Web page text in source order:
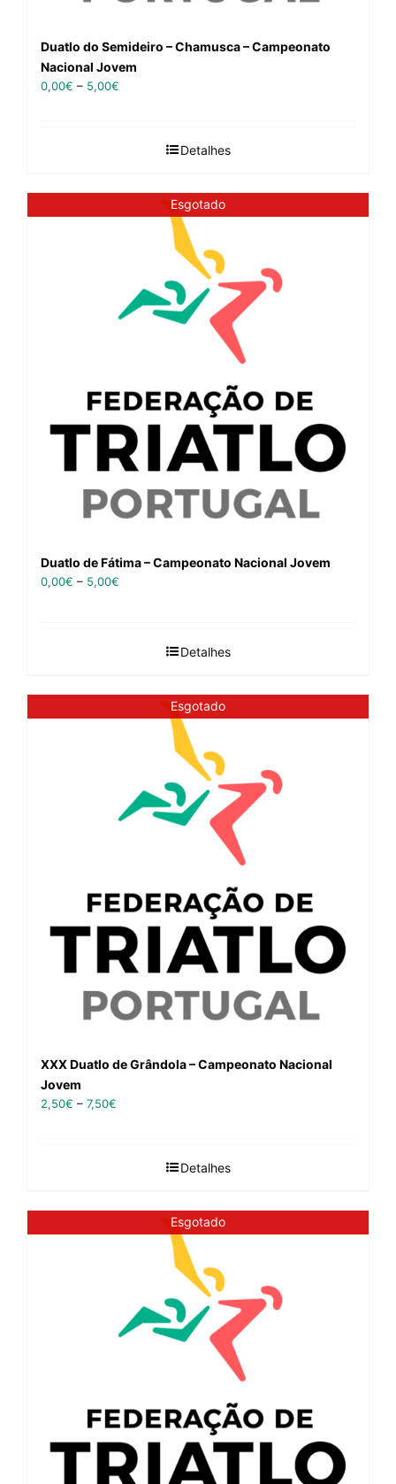
Duatlo do Semideiro – Chamusca – Campeonato
Nacional Jovem
0,00€ – 5,00€
Detalhes
Esgotado
Duatlo de Fátima – Campeonato Nacional Jovem
0,00€ – 5,00€
Detalhes
Esgotado
XXX Duatlo de Grândola – Campeonato Nacional
Jovem
2,50€ – 7,50€
Detalhes
Esgotado